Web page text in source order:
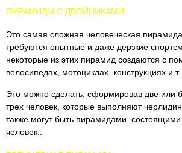
ПИРАМИДЫ С ДВОЙНИКАМИ
Это самая сложная человеческая
требуются опытные и даже дерзкие
некоторые из этих пирамид создаются с
велосипедах, мотоциклах, конструкциях и т.
Это можно сделать, сформировав две или
трех человек, которые выполняют
также могут быть пирамидами,
человек..